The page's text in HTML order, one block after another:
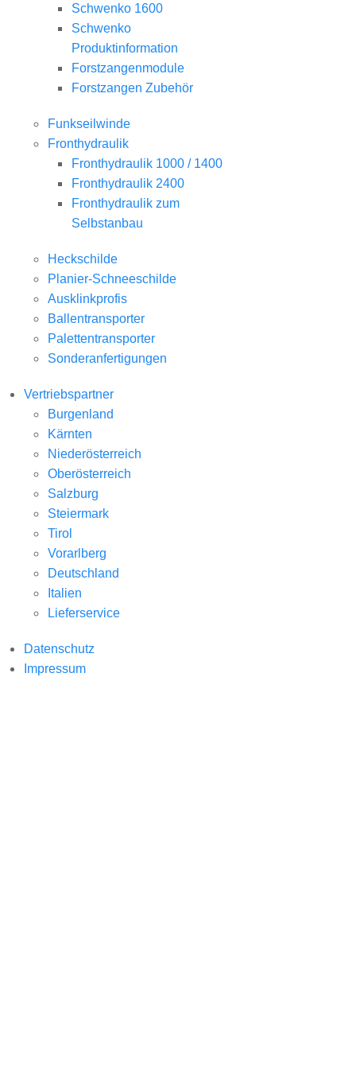
Schwenko 1600
Schwenko
Produktinformation
Forstzangenmodule
Forstzangen Zubehör
Funkseilwinde
Fronthydraulik
Fronthydraulik 1000 / 1400
Fronthydraulik 2400
Fronthydraulik zum
Selbstanbau
Heckschilde
Planier-Schneeschilde
Ausklinkprofis
Ballentransporter
Palettentransporter
Sonderanfertigungen
Vertriebspartner
Burgenland
Kärnten
Niederösterreich
Oberösterreich
Salzburg
Steiermark
Tirol
Vorarlberg
Deutschland
Italien
Lieferservice
Datenschutz
Impressum